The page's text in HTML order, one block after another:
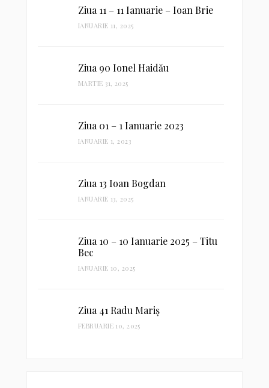
Ziua 11 – 11 Ianuarie – Ioan Brie
IANUARIE 11, 2025
Ziua 90 Ionel Haidău
MARTIE 31, 2025
Ziua 01 – 1 Ianuarie 2023
IANUARIE 1, 2023
Ziua 13 Ioan Bogdan
IANUARIE 13, 2025
Ziua 10 – 10 Ianuarie 2025 – Titu
Bec
IANUARIE 10, 2025
Ziua 41 Radu Mariș
FEBRUARIE 10, 2025